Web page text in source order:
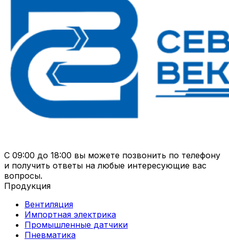
С 09:00 до 18:00 вы можете позвонить по телефону
и получить ответы на любые интересующие вас
вопросы.
Продукция
Вентиляция
Импортная электрика
Промышленные датчики
Пневматика